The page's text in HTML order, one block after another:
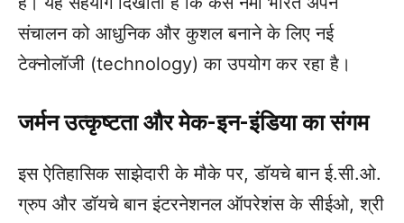
संचालन को आधुनिक और कुशल बनाने के लिए नई
टेक्नोलॉजी (technology) का उपयोग कर रहा है।
जर्मन उत्कृष्टता और मेक-इन-इंडिया का संगम
इस ऐतिहासिक साझेदारी के मौके पर, डॉयचे बान ई.सी.ओ.
ग्रुप और डॉयचे बान इंटरनेशनल ऑपरेशंस के सीईओ, श्री